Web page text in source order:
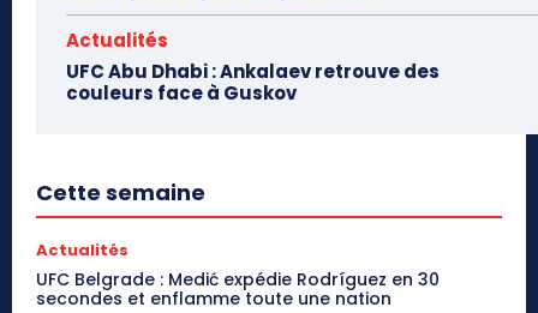
Actualités
UFC Abu Dhabi : Ankalaev retrouve des
couleurs face à Guskov
Cette semaine
Actualités
UFC Belgrade : Medić expédie Rodríguez en 30
secondes et enflamme toute une nation